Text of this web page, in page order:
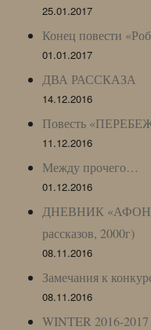
25.01.2017
Конец повести
01.01.2017
ДВА РАССКАЗА
14.12.2016
Повесть
11.12.2016
Между прочего…
01.12.2016
ДНЕВНИК
рассказов, 2000г)
08.11.2016
Замечания к
08.11.2016
WINTER 2016-